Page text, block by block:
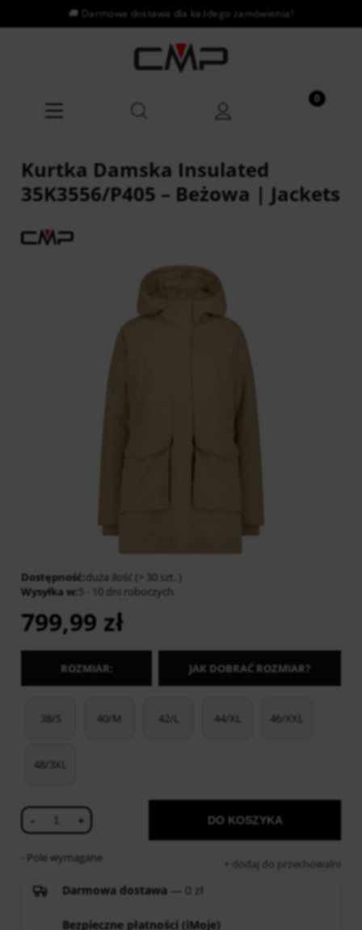
Kurtka Damska Insulated
35K3556/P405 – Beżowa | Jackets
Dostępność: duża ilość (> 30 szt. )
Wysyłka w:5 - 10 dni roboczych
799,99 zł
ROZMIAR: JAK DOBRAĆ ROZMIAR?
38/S 40/M 42/L 44/XL 46/XXL
48/3XL
- + DO KOSZYKA
dodaj do przechowalni
- Pole wymagane
Darmowa dostawa — 0 zł
Bezpieczne płatności (iMoje)